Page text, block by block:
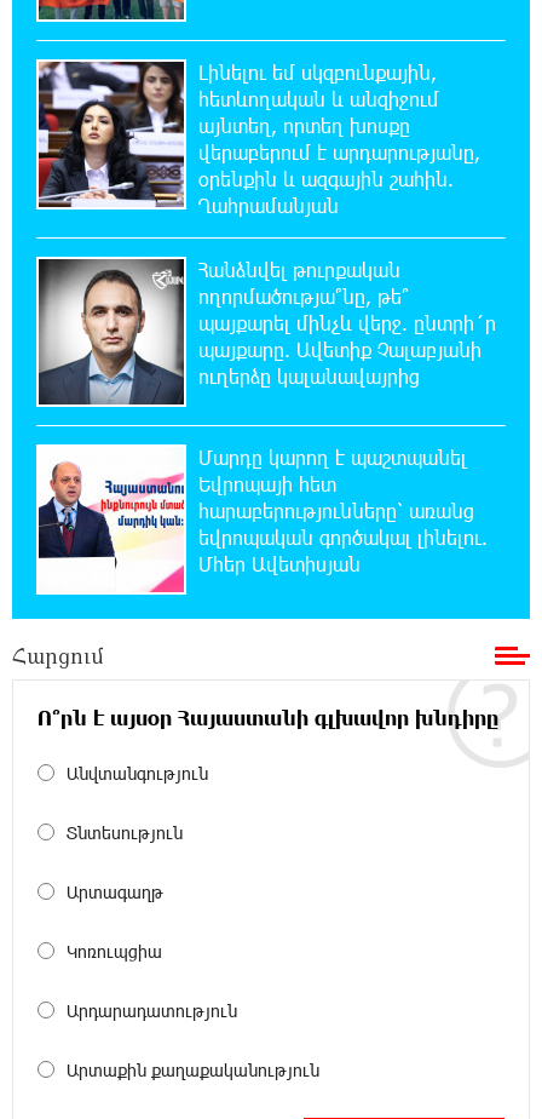
գյուղատնտեսությունը կորցնում իր
10:32:10 6-08-2026
ՀՀ պաշտպանության նախկին նախարար,
«Համահայկական ճակատ» շարժման
առաջնորդ, հետախույզ, գեներալ-մայոր Արշակ
Կարապետյան
10:01:48 6-08-2026
«Հայկիցս հետո ապրելու ուժ թոռնիկներս
տվեցին». Հայկ Լալայանն անմահացել է
պատերազմի երկրորդ օրը՝ սեպտեմբերի 28-ին. «Փաստ»
9:34:35 6-08-2026
Քարը քարին չեն թողնի. «Փաստ»
9:03:32 6-08-2026
«Եթե չկա տնտեսական ինքնիշխանություն,
ապա չի կարող լինել քաղաքական
ինքնիշխանություն. առաջիկա խոշորագույն վտանգներից
8:32:22 6-08-2026
Գնաճային ռիսկերի, արտահանման
խնդիրների և աճի կայունության
Քաղաքական սուր կոնտրաստն ու
կկատարվեն. «Փաստ»
7:03:23 6-08-2026
Լինելու եմ սկզբունքային,
հետևողական և անզիջում
այնտեղ, որտեղ խոսքը
վերաբերում է արդարությանը,
օրենքին և ազգային շահին.
Ղահրամանյան
Հանձնվել թուրքական
ողորմածությա՞նը, թե՞
պայքարել մինչև վերջ. ընտրի´ր
պայքարը. Ավետիք Չալաբյանի
ուղերձը կալանավայրից
Մարդը կարող է պաշտպանել
Եվրոպայի հետ
հարաբերությունները՝ առանց
եվրոպական գործակալ լինելու.
Մհեր Ավետիսյան
Հարցում
Ո՞րն է այսօր Հայաստանի գլխավոր խնդիրը
Անվտանգություն
Տնտեսություն
Արտագաղթ
Կոռուպցիա
Արդարադատություն
Արտաքին քաղաքականություն